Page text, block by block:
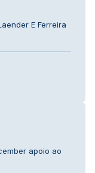
E Ferreira
apoio ao